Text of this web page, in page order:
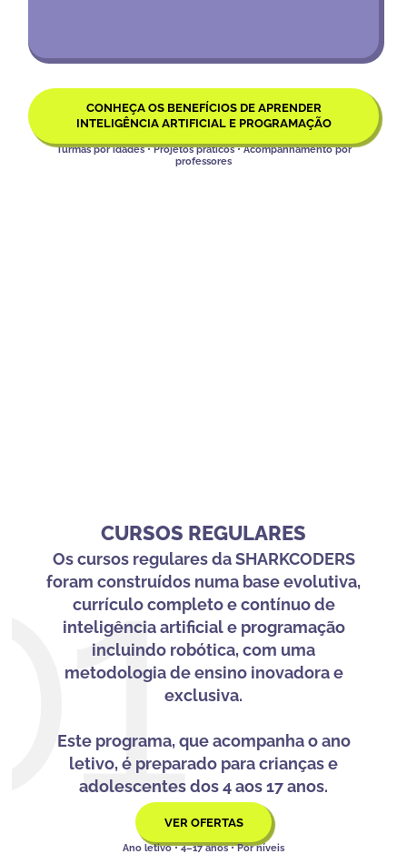
CONHEÇA OS BENEFÍCIOS DE APRENDER
INTELIGÊNCIA ARTIFICIAL E PROGRAMAÇÃO
Turmas por idades • Projetos práticos • Acompanhamento por
professores
CURSOS REGULARES
Os cursos regulares da SHARKCODERS
foram construídos numa base evolutiva,
currículo completo e contínuo de
inteligência artificial e programação
incluindo robótica, com uma
metodologia de ensino inovadora e
exclusiva.
Este programa, que acompanha o ano
letivo, é preparado para crianças e
adolescentes dos 4 aos 17 anos.
VER OFERTAS
Ano letivo • 4–17 anos • Por níveis